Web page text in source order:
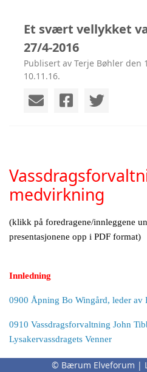
Et svært vellykket
27/4-2016
Publisert av Terje Bøhler den
10.11.16.
medvirkning
(klikk på foredragene/innleggene
presentasjonene opp i PDF format)
Innledning
0900 Åpning Bo Wingård, leder av
0910 Vassdragsforvaltning John
Lysakervassdragets Venner
0930 Rammer og premisser ved
© Bærum Elveforum |